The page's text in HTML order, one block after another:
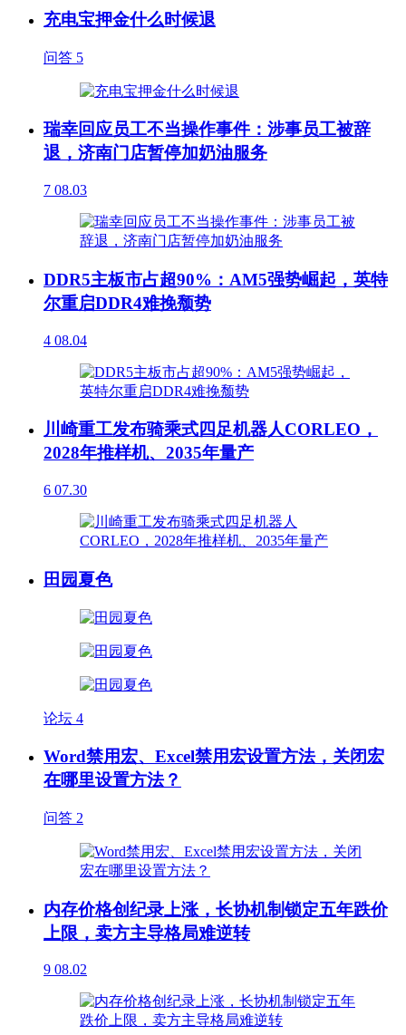
充电宝押金什么时候退
问答 5
瑞幸回应员工不当操作事件：涉事员工被辞
退，济南门店暂停加奶油服务
7 08.03
DDR5主板市占超90%：AM5强势崛起，英特
尔重启DDR4难挽颓势
4 08.04
川崎重工发布骑乘式四足机器人CORLEO，
2028年推样机、2035年量产
6 07.30
田园夏色
论坛 4
Word禁用宏、Excel禁用宏设置方法，关闭宏
在哪里设置方法？
问答 2
内存价格创纪录上涨，长协机制锁定五年跌价
上限，卖方主导格局难逆转
9 08.02